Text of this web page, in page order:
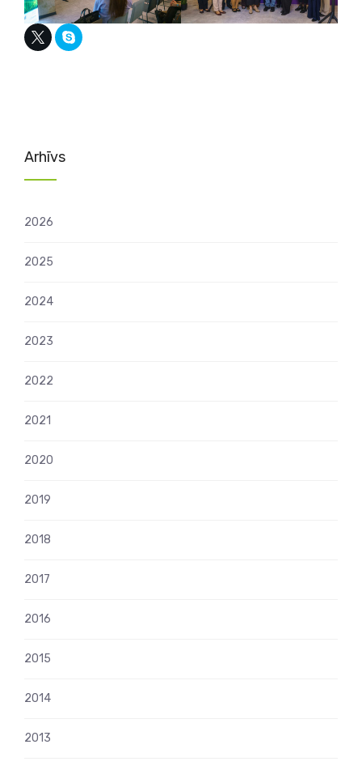
Arhīvs
2026
2025
2024
2023
2022
2021
2020
2019
2018
2017
2016
2015
2014
2013